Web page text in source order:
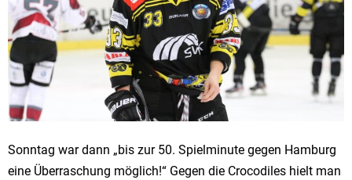
Sonntag war dann „bis zur 50. Spielminute gegen Hamburg
eine Überraschung möglich!“ Gegen die Crocodiles hielt man